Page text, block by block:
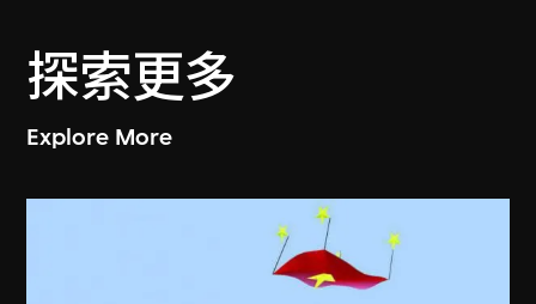
探索更多
Explore More